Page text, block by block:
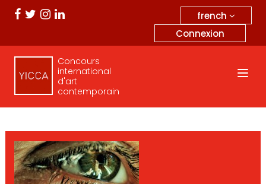
french
Connexion
Concours
international
d'art
contemporain